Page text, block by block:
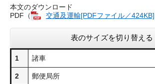
本文のダウンロード
PDF（
交通及運輸​[PDFファイル／424KB]
表のサイズを切り替える
1 諸車
2 郵便局所